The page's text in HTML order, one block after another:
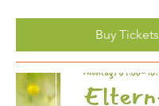
Buy Tickets